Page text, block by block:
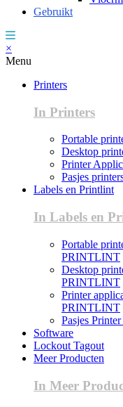
Gebruikt
×
Menu
Printers
In Printers
Portable
Desktop
Printer
Pasjes
Labels en Printlint
In Labels en
Portable
PRINTLINT
Desktop
PRINTLINT
Printer
PRINTLINT
Pasjes
Software
Lockout Tagout
Meer Producten
In Meer